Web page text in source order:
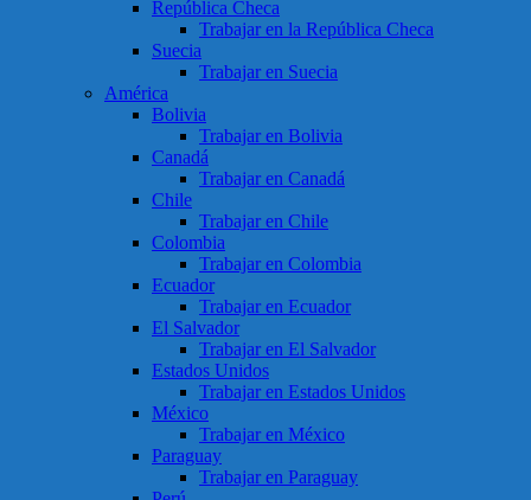
República Checa
Trabajar en la República Checa
Suecia
Trabajar en Suecia
América
Bolivia
Trabajar en Bolivia
Canadá
Trabajar en Canadá
Chile
Trabajar en Chile
Colombia
Trabajar en Colombia
Ecuador
Trabajar en Ecuador
El Salvador
Trabajar en El Salvador
Estados Unidos
Trabajar en Estados Unidos
México
Trabajar en México
Paraguay
Trabajar en Paraguay